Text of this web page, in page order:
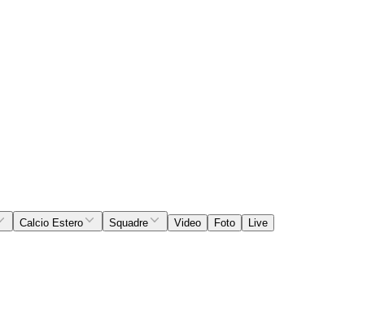
Calcio Estero Squadre Video Foto
Live